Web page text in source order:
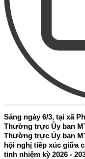
Sáng ngày 6/3, tại xã
Thường trực Ủy ban
Thường trực Ủy ban
hội nghị tiếp xúc giữa
tỉnh nhiệm kỳ 2026 -